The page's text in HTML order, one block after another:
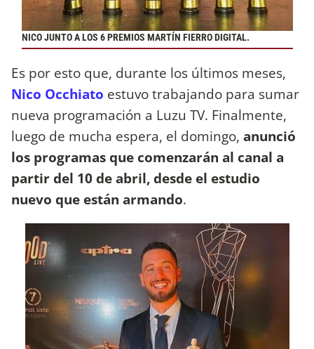
NICO JUNTO A LOS 6PREMIOS MARTÍN FIERRO DIGITAL.
Es por esto que, durante los últimos meses,
Nico Occhiato estuvo trabajando para sumar
nueva programación a Luzu TV. Finalmente,
luego de mucha espera, el domingo, anunció
los programas que comenzarán al canal a
partir del 10 de abril, desde el estudio
nuevo que están armando.